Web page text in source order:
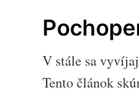
V stále sa
Tento článok